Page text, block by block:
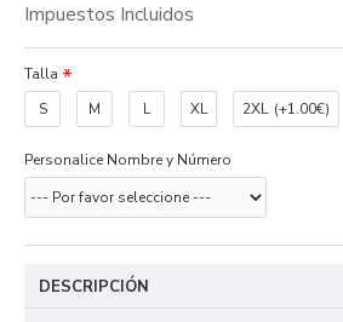
Impuestos Incluidos
Talla
S
M L XL 2XL (+1.00€)
Personalice Nombre y Número
DESCRIPCIÓN